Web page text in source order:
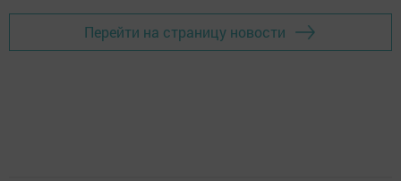
Перейти на страницу новости